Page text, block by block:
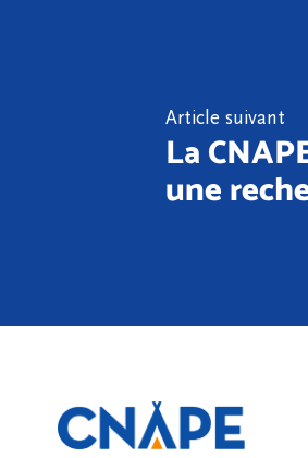
Article suivant
La
une